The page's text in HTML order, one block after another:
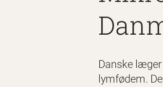
Danske
lymfødem.